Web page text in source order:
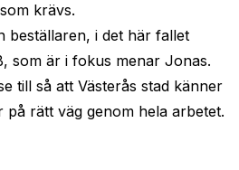
krävs.
beställaren, i det här fallet
som är i fokus menar Jonas.
till så att Västerås stad känner
på rätt väg genom hela arbetet.